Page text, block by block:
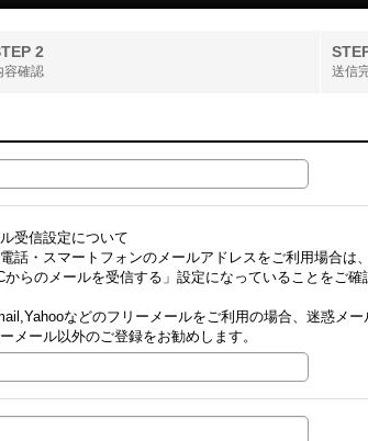
2
容確認 送信
受信設定について
話・スマートフォンのメールアドレスをご利用場合は、
からのメールを受信する」設定になっていることをご確
などのフリーメールをご利用の場合、迷惑メ
メール以外のご登録をお勧めします。